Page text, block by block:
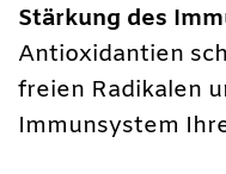
Stärkung des
Antioxidantien
freien Radikalen
Immunsystem